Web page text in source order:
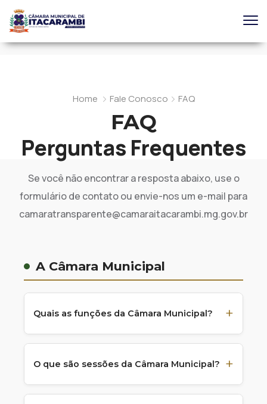
Home Fale Conosco FAQ
FAQ
Perguntas Frequentes
Se você não encontrar a resposta abaixo, use o
formulário de contato ou envie-nos um e-mail para
camaratransparente@camaraitacarambi.mg.gov.br
A Câmara Municipal
Quais as funções da Câmara Municipal?
O que são sessões da Câmara Municipal?